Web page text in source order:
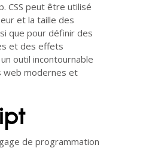
CSS peut être utilisé
et la taille des
que pour définir des
et des effets
outil incontournable
web modernes et
de programmation